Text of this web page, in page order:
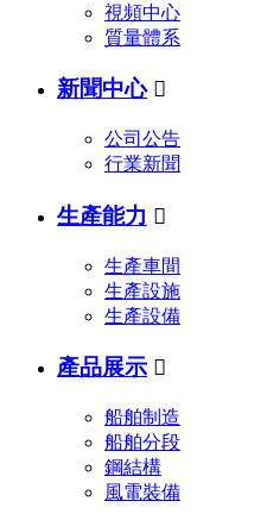
視頻中心
質量體系
新聞中心 
公司公告
行業新聞
生產能力 
生產車間
生產設施
生產設備
產品展示 
船舶制造
船舶分段
鋼結構
風電裝備